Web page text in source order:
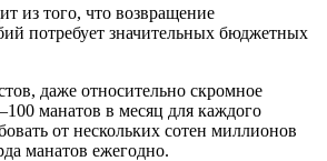
из того, что возвращение
потребует значительных бюджетных
даже относительно скромное
манатов в месяц для каждого
от нескольких сотен миллионов
манатов ежегодно.